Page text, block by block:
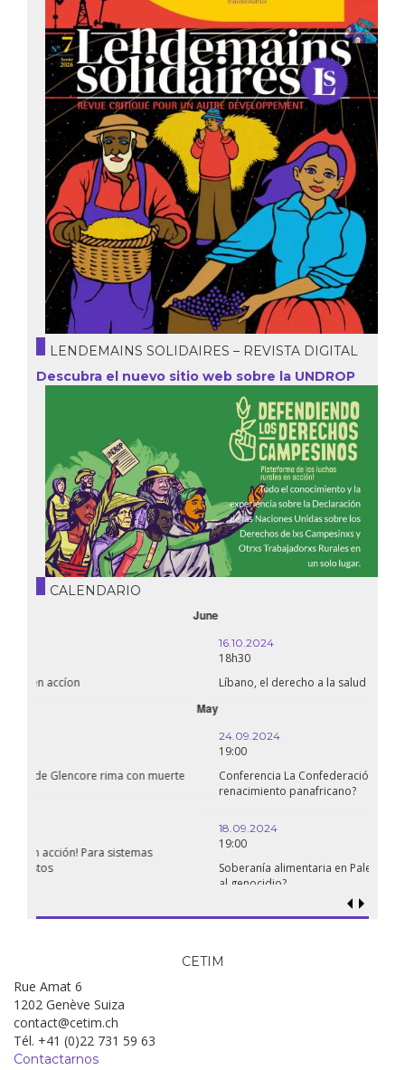
LENDEMAINS SOLIDAIRES – REVISTA DIGITAL
Descubra el nuevo sitio web sobre la UNDROP
CALENDARIO
Líbano, el derecho a la salud en tiempos de guerra
Conferencia La Confederación de Estados del Sahel: ¿un
Soberanía alimentaria en Palestina: ¿qué perspectivas hay frente
Rue Amat 6
1202 Genève Suiza
contact@cetim.ch
Tél. +41 (0)22 731 59 63